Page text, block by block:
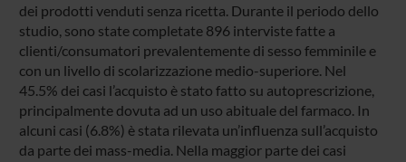
dei prodotti venduti senza ricetta. Durante il periodo dello
studio, sono state completate 896 interviste fatte a
clienti/consumatori prevalentemente di sesso femminile e
con un livello di scolarizzazione medio-superiore. Nel
45.5% dei casi l’acquisto è stato fatto su autoprescrizione,
principalmente dovuta ad un uso abituale del farmaco. In
alcuni casi (6.8%) è stata rilevata un’influenza sull’acquisto
da parte dei mass-media. Nella maggior parte dei casi